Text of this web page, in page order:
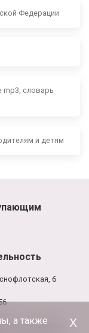
Федерации
mp3, словарь
и детям
6
- воскресенье
а также
Х